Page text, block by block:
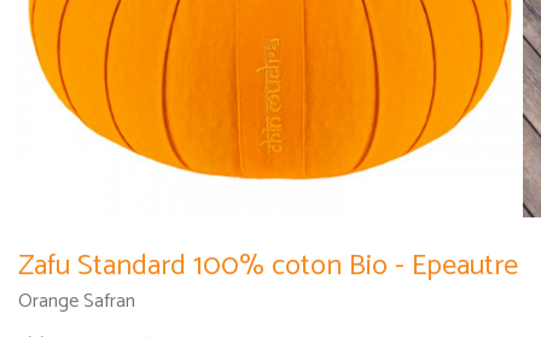
Zafu Standard 100% coton Bio - Epeautre
Orange Safran